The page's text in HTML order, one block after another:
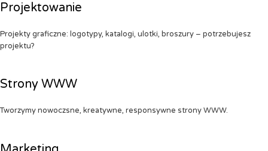
Projektowanie
Projekty graficzne: logotypy, katalogi, ulotki, broszury – potrzebujesz
projektu?
Strony WWW
Tworzymy nowoczsne, kreatywne, responsywne strony WWW.